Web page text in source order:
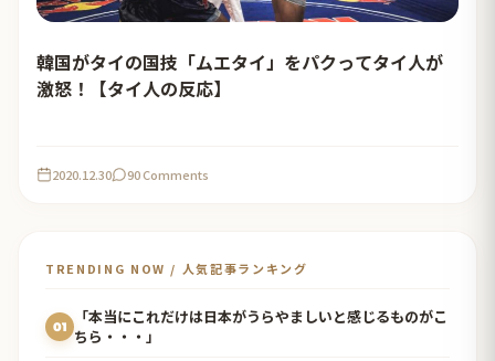
韓国がタイの国技「ムエタイ」をパクってタイ人が
激怒！【タイ人の反応】
2020.12.30 90 Comments
TRENDING NOW / 人気記事ランキング
01
「本当にこれだけは日本がうらやましいと感じるものがこ
ちら・・・」